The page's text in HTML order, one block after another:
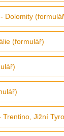
Dolomity
(formulář)
Jižní